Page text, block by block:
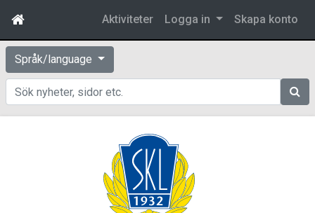
Aktiviteter Logga in Skapa konto
Språk/language
Sök